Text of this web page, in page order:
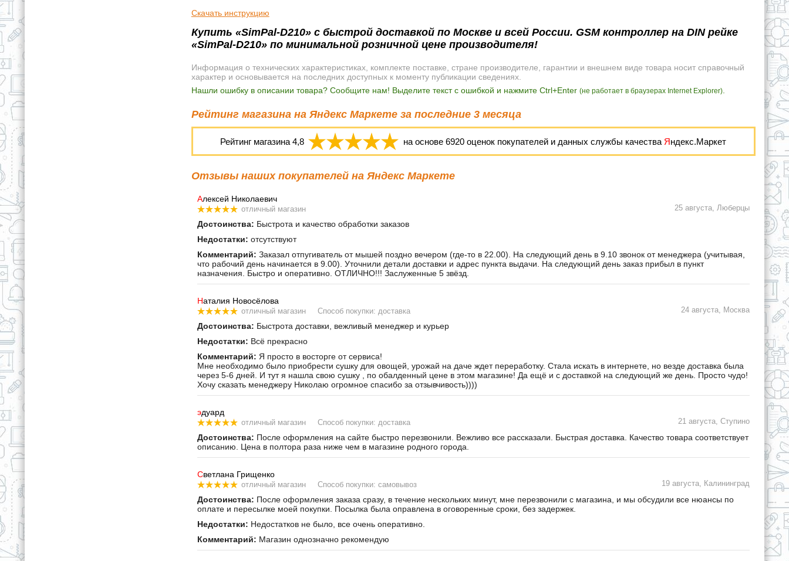
Скачать инструкцию
Купить «SimPal-D210» с быстрой доставкой по Москве и всей России. GSM контроллер на DIN рейке
«SimPal-D210» по минимальной розничной цене производителя!
Информация о технических характеристиках, комплекте поставке, стране производителе, гарантии и внешнем виде товара носит справочный
характер и основывается на последних доступных к моменту публикации сведениях.
Нашли ошибку в описании товара? Сообщите нам! Выделите текст с ошибкой и нажмите Ctrl+Enter (не работает в браузерах Internet Explorer).
Рейтинг магазина на Яндекс Маркете за последние 3 месяца
Рейтинг магазина 4,8 на основе6920 оценок покупателей и данных службы качества Яндекс.Маркет
Отзывы наших покупателей на Яндекс Маркете
Алексей Николаевич
отличный магазин 25 августа, Люберцы
Достоинства: Быстрота и качество обработки заказов
Недостатки: отсутствуют
Комментарий: Заказал отпугиватель от мышей поздно вечером (где-то в 22.00). На следующий день в 9.10 звонок от менеджера (учитывая,
что рабочий день начинается в 9.00). Уточнили детали доставки и адрес пункта выдачи. На следующий день заказ прибыл в пункт
назначения. Быстро и оперативно. ОТЛИЧНО!!! Заслуженные 5 звёзд.
Наталия Новосёлова
отличный магазин Способ покупки: доставка 24 августа, Москва
Достоинства: Быстрота доставки, вежливый менеджер и курьер
Недостатки: Всё прекрасно
Комментарий: Я просто в восторге от сервиса!
Мне необходимо было приобрести сушку для овощей, урожай на даче ждет переработку. Стала искать в интернете, но везде доставка была
через 5-6 дней. И тут я нашла свою сушку , по обалденный цене в этом магазине! Да ещё и с доставкой на следующий же день. Просто чудо!
Хочу сказать менеджеру Николаю огромное спасибо за отзывчивость))))
эдуард
отличный магазин Способ покупки: доставка 21 августа, Ступино
Достоинства: После оформления на сайте быстро перезвонили. Вежливо все рассказали. Быстрая доставка. Качество товара соответствует
описанию. Цена в полтора раза ниже чем в магазине родного города.
Светлана Грищенко
отличный магазин Способ покупки: самовывоз 19 августа, Калининград
Достоинства: После оформления заказа сразу, в течение нескольких минут, мне перезвонили с магазина, и мы обсудили все нюансы по
оплате и пересылке моей покупки. Посылка была оправлена в оговоренные сроки, без задержек.
Недостатки: Недостатков не было, все очень оперативно.
Комментарий: Магазин однозначно рекомендую